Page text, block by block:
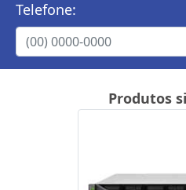
Telefone:
Produtos